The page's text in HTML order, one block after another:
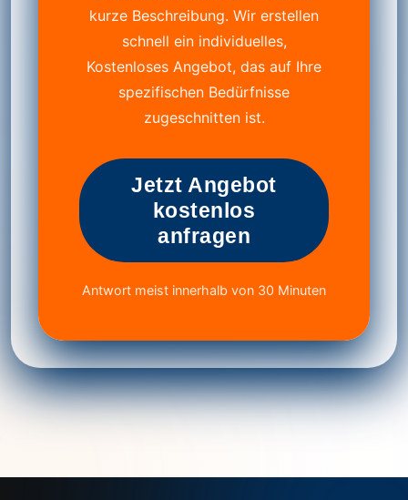
kurze Beschreibung. Wir erstellen
schnell ein individuelles,
Kostenloses Angebot, das auf Ihre
spezifischen Bedürfnisse
zugeschnitten ist.
Jetzt Angebot
kostenlos
anfragen
Antwort meist innerhalb von 30 Minuten